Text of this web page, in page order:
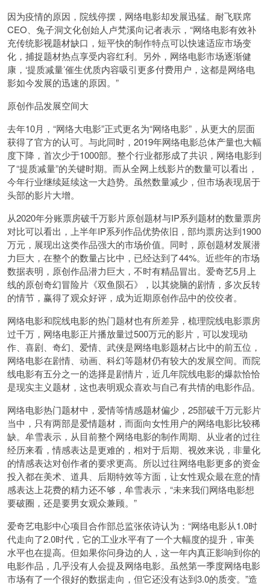
因为疫情的原因，院线停摆，网络电影却发展迅猛。耐飞联席
CEO、兔子洞文化创始人卢梵溪向记者表示，“网络电影有效补
充传统影视题材缺口，短平快的制作特点可以快速适应市场变
化，捕捉题材热点享受内容红利。另外，网络电影市场逐渐健
康，‘提质减量’催生优质内容吸引更多付费用户，这都是网络电
影如今发展的迅速的原因。”
原创作品发展空间大
去年10月，“网络大电影”正式更名为“网络电影”，从更大的层面
获得了官方的认可。与此同时，2019年网络电影总体产量也大幅
度下降，首次少于1000部。整个行业都形成了共识，网络电影到
了“提质减量”的关键时期。而从全网上线影片的数量可以看出，
今年行业继续延续这一大趋势。虽然数量减少，但市场表现居于
头部的影片大增。
从2020年分账票房破千万影片原创题材与IP系列题材的数量票房
对比可以看出，上半年IP系列作品优势依旧，部均票房达到1900
万元，展现出这类作品强大的市场价值。同时，原创题材发展潜
力巨大，在整个的数量占比中，已经达到了44%。近些年的市场
数据表明，原创作品潜力巨大，不时有精品冒出。爱奇艺5月上
线的原创奇幻冒险片《双鱼陨石》，以其烧脑的剧情，多次反转
的情节，赢得了观众好评，成为近期原创作品中的佼佼者。
网络电影和院线电影的热门题材也有所差异，梳理院线电影票房
过千万，网络电影正片播放量过500万元的影片，可以发现动
作、喜剧、奇幻、爱情、武侠是网络电影题材占比中的前五位，
网络电影在剧情、动画、科幻等题材仍有较大的发展空间。而院
线电影有五分之一的选择是剧情片，近几年院线电影的爆款恰恰
是现实主义题材，这也表明观众喜欢与自己有共情的电影作品。
网络电影热门题材中，爱情等情感题材偏少，25部破千万元影片
当中，只有两部是爱情题材，而面向女性用户的网络电影比较稀
缺。牟雪表示，从目前整个网络电影的制作周期、从业者的过往
经历来看，情感表达是更难的，相对于后期、视效来说，非量化
的情感表达对创作者的要求更高。所以过往网络电影更多的资金
投入都在美术、道具、后期特效等方面，让女性观众最在意的情
感表达上花费的精力还不够，牟雪表示，“未来我们网络电影想
要破圈，还是要男女观众兼顾。”
爱奇艺电影中心项目合作部总监张依诗认为：“网络电影从1.0时
代走向了2.0时代，它的工业水平有了一个大幅度的提升，审美
水平也在提高。但如果你问身边的人，这一年内真正影响到你的
电影作品，几乎没有人会提及网络电影。虽然第一季度网络电影
市场有了一个很好的数据走向，但它还没有达到3.0的质变。”造